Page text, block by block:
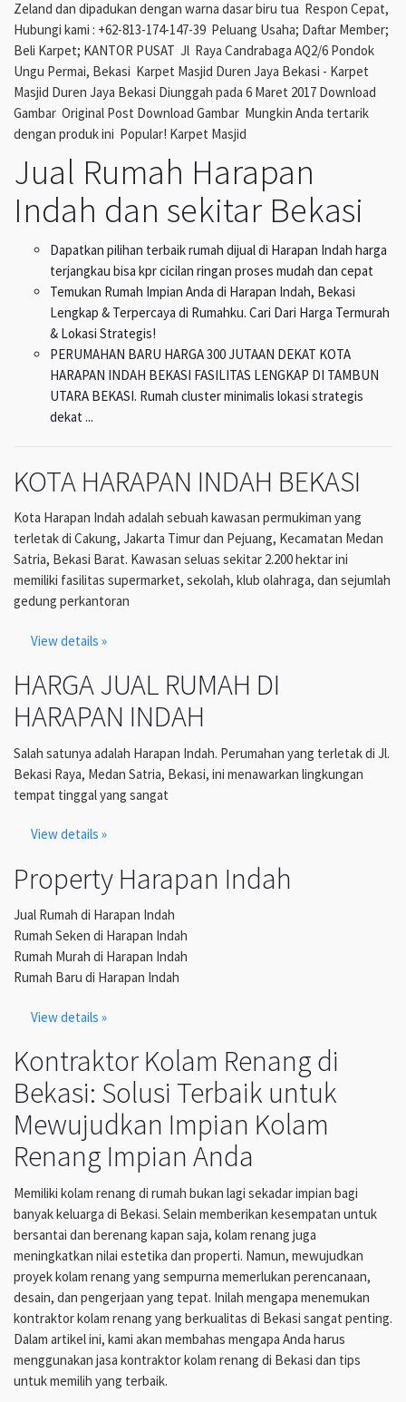
Zeland dan dipadukan dengan warna dasar biru tua Respon Cepat,
Hubungi kami : +62-813-174-147-39 Peluang Usaha; Daftar Member;
Beli Karpet; KANTOR PUSAT Jl Raya Candrabaga AQ2/6 Pondok
Ungu Permai, Bekasi Karpet Masjid Duren Jaya Bekasi - Karpet
Masjid Duren Jaya Bekasi Diunggah pada 6 Maret 2017 Download
Gambar Original Post Download Gambar Mungkin Anda tertarik
dengan produk ini Popular! Karpet Masjid
Jual Rumah Harapan
Indah dan sekitar Bekasi
Dapatkan pilihan terbaik rumah dijual di Harapan Indah harga
terjangkau bisa kpr cicilan ringan proses mudah dan cepat
Temukan Rumah Impian Anda di Harapan Indah, Bekasi
Lengkap & Terpercaya di Rumahku. Cari Dari Harga Termurah
& Lokasi Strategis!
PERUMAHAN BARU HARGA 300 JUTAAN DEKAT KOTA
HARAPAN INDAH BEKASI FASILITAS LENGKAP DI TAMBUN
UTARA BEKASI. Rumah cluster minimalis lokasi strategis
dekat ...
KOTA HARAPAN INDAH BEKASI
Kota Harapan Indah adalah sebuah kawasan permukiman yang
terletak di Cakung, Jakarta Timur dan Pejuang, Kecamatan Medan
Satria, Bekasi Barat. Kawasan seluas sekitar 2.200 hektar ini
memiliki fasilitas supermarket, sekolah, klub olahraga, dan sejumlah
gedung perkantoran
View details »
HARGA JUAL RUMAH DI
HARAPAN INDAH
Salah satunya adalah Harapan Indah. Perumahan yang terletak di Jl.
Bekasi Raya, Medan Satria, Bekasi, ini menawarkan lingkungan
tempat tinggal yang sangat
View details »
Property Harapan Indah
Jual Rumah di Harapan Indah
Rumah Seken di Harapan Indah
Rumah Murah di Harapan Indah
Rumah Baru di Harapan Indah
View details »
Kontraktor Kolam Renang di
Bekasi: Solusi Terbaik untuk
Mewujudkan Impian Kolam
Renang Impian Anda
Memiliki kolam renang di rumah bukan lagi sekadar impian bagi
banyak keluarga di Bekasi. Selain memberikan kesempatan untuk
bersantai dan berenang kapan saja, kolam renang juga
meningkatkan nilai estetika dan properti. Namun, mewujudkan
proyek kolam renang yang sempurna memerlukan perencanaan,
desain, dan pengerjaan yang tepat. Inilah mengapa menemukan
kontraktor kolam renang yang berkualitas di Bekasi sangat penting.
Dalam artikel ini, kami akan membahas mengapa Anda harus
menggunakan jasa kontraktor kolam renang di Bekasi dan tips
untuk memilih yang terbaik.